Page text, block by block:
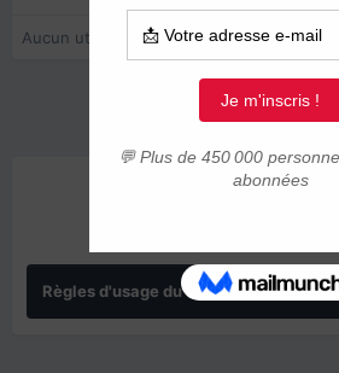
Aucun utilisateur enregistré regarde cette
Règles d'usage du forum